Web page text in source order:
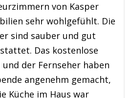
von Kasper
sehr wohlgefühlt. Die
sind sauber und gut
Das kostenlose
und der Fernseher haben
angenehm gemacht,
Küche im Haus war